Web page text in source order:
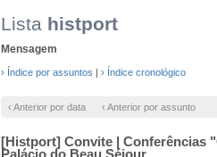
Lista histport
Mensagem
› Índice por assuntos | › Índice cronológico
‹ Anterior por data ‹ Anterior por assunto
[Histport] Convite | Conferências
Palácio do Beau Séjour